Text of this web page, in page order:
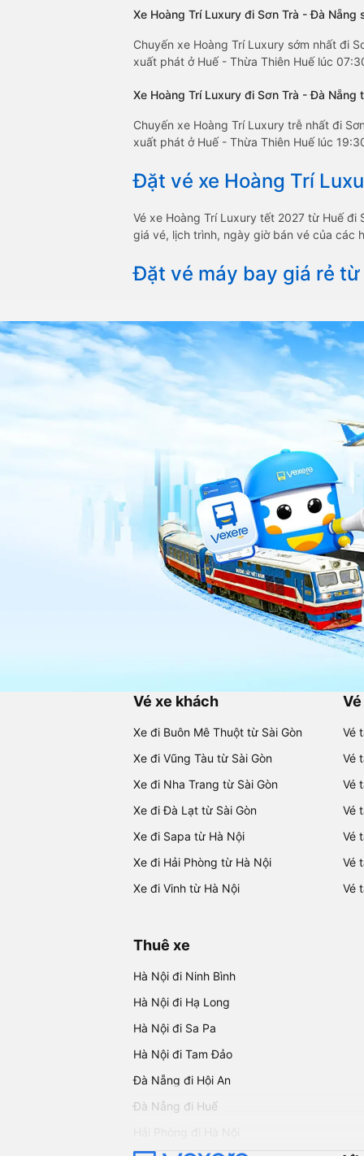
Xe Hoàng Trí Luxury đi Sơn Trà - Đà Nẵng
Chuyến xe Hoàng Trí Luxury sớm nhất đi
xuất phát ở Huế - Thừa Thiên Huế lúc
Xe Hoàng Trí Luxury đi Sơn Trà - Đà Nẵng
Chuyến xe Hoàng Trí Luxury trễ nhất đi
xuất phát ở Huế - Thừa Thiên Huế lúc
Đặt vé xe Hoàng Trí
Vé xe Hoàng Trí Luxury tết 2027 từ Huế
giá vé, lịch trình, ngày giờ bán vé của các
Đặt vé máy bay giá rẻ từ
Vé xe khách
Xe đi Buôn Mê Thuột từ Sài Gòn
Xe đi Vũng Tàu từ Sài Gòn
Xe đi Nha Trang từ Sài Gòn
Xe đi Đà Lạt từ Sài Gòn
Xe đi Sapa từ Hà Nội
Xe đi Hải Phòng từ Hà Nội
Xe đi Vinh từ Hà Nội
Vé
Vé
Vé
Vé
Vé
Vé
Vé
Thuê xe
Hà Nội đi Ninh Bình
Hà Nội đi Hạ Long
Hà Nội đi Sa Pa
Hà Nội đi Tam Đảo
Đà Nẵng đi Hội An
Đà Nẵng đi Huế